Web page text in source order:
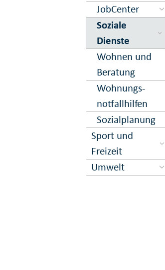
JobCenter
Soziale
Dienste
Wohnen und
Beratung
Wohnungs­
notfall­hilfen
Sozialplanung
Sport und
Freizeit
Umwelt